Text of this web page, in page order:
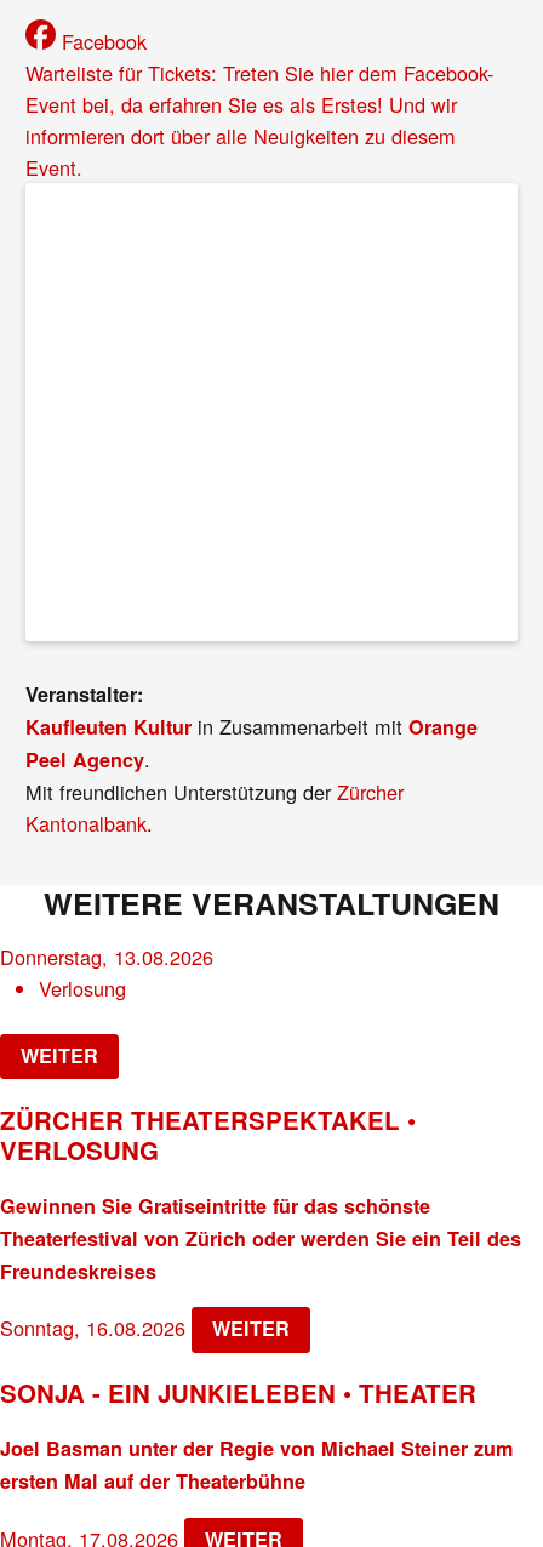
Facebook
Warteliste für Tickets: Treten Sie hier dem Facebook-
Event bei, da erfahren Sie es als Erstes! Und wir
informieren dort über alle Neuigkeiten zu diesem
Event.
Veranstalter:
Kaufleuten Kultur in Zusammenarbeit mitOrange
Peel Agency.
Mit freundlichen Unterstützung derZürcher
Kantonalbank.
WEITERE VERANSTALTUNGEN
Donnerstag, 13.08.2026
Verlosung
WEITER
ZÜRCHER THEATERSPEKTAKEL •
VERLOSUNG
Gewinnen Sie Gratiseintritte für das schönste
Theaterfestival von Zürich oder werden Sie ein Teil des
Freundeskreises
Sonntag, 16.08.2026 WEITER
SONJA - EIN JUNKIELEBEN • THEATER
Joel Basman unter der Regie von Michael Steiner zum
ersten Mal auf der Theaterbühne
Montag, 17.08.2026 WEITER